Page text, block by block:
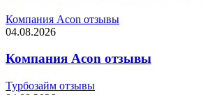
Компания Acon отзывы
04.08.2026
Компания Acon отзывы
Турбозайм отзывы